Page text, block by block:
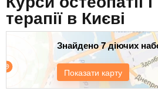
i
e
ч
а
ь
Коледжі
Курси
у
т
терапії в Києві
Показати карту
Знайдено 7 діючих